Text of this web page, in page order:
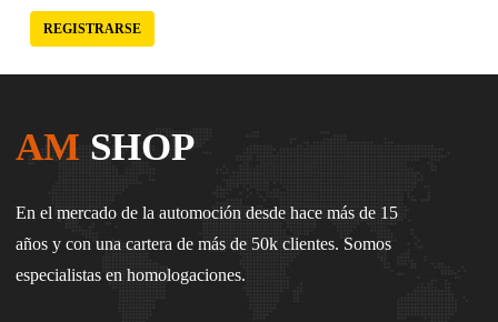
REGISTRARSE
AM SHOP
En el mercado de la automoción desde hace más de 15
años y con una cartera de más de 50k clientes. Somos
especialistas en homologaciones.